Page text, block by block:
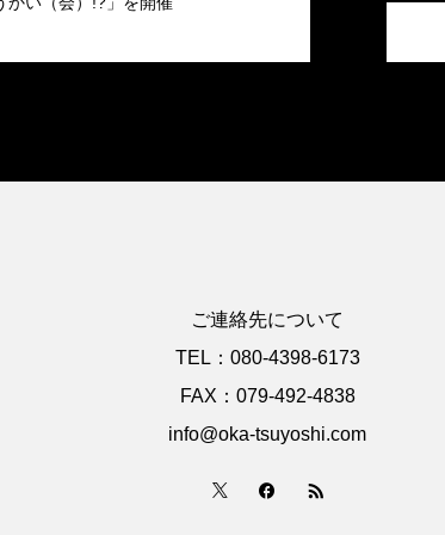
ご連絡先について
TEL：080-4398-6173
FAX：079-492-4838
info@oka-tsuyoshi.com